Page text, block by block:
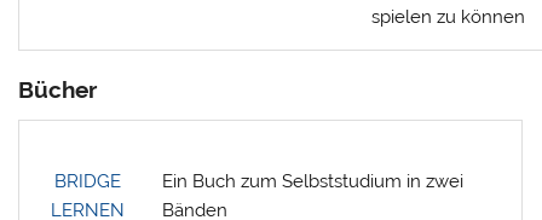
spielen zu können
Bücher
BRIDGE
LERNEN
Ein Buch zum Selbststudium in zwei
Bänden